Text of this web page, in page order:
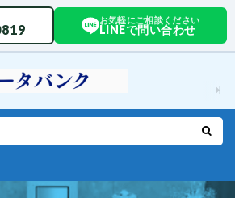
お気軽にご相談ください
LINEで問い合わせ